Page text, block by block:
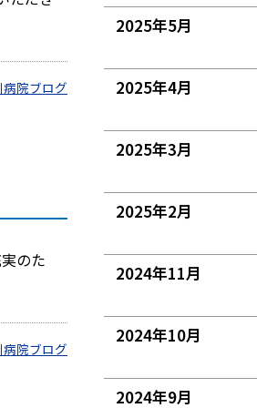
院ブログ
のた
院ブログ
2025年5月
2025年4月
2025年3月
2025年2月
2024年11月
2024年10月
2024年9月